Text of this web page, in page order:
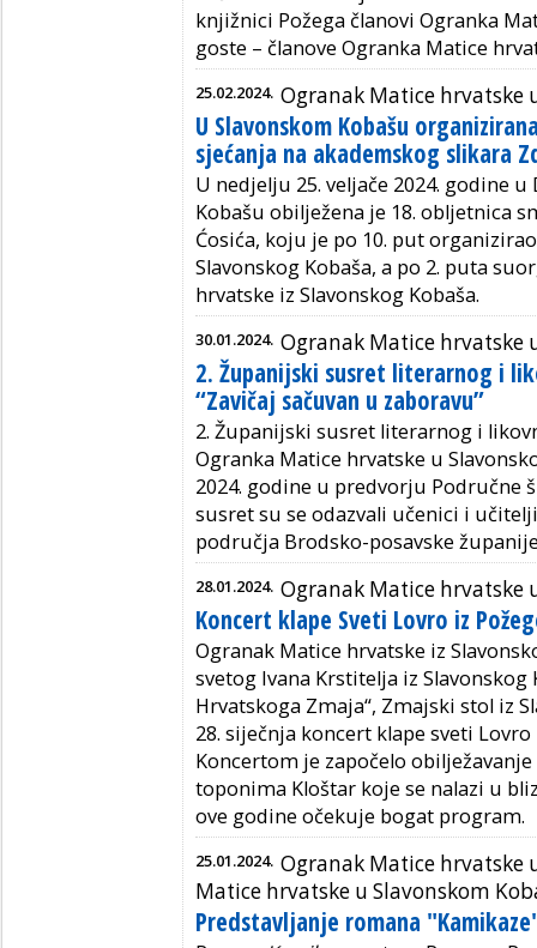
knjižnici Požega članovi Ogranka
goste – članove Ogranka Matice
25.02.2024. Ogranak Matice hrvatske
U Slavonskom Kobašu
sjećanja na akademskog slikara
U nedjelju 25. veljače 2024. godine
Kobašu obilježena je 18. obljetnica
Ćosića, koju je po 10. put
Slavonskog Kobaša, a po 2. puta
hrvatske iz Slavonskog Kobaša.
30.01.2024. Ogranak Matice hrvatske
2. Županijski susret literarnog i
“Zavičaj sačuvan u zaboravu”
2. Županijski susret literarnog i
Ogranka Matice hrvatske u
2024. godine u predvorju Područne
susret su se odazvali učenici i
područja Brodsko-posavske
28.01.2024. Ogranak Matice hrvatske
Koncert klape Sveti Lovro iz
Ogranak Matice hrvatske iz
svetog Ivana Krstitelja iz Slavonskog
Hrvatskoga Zmaja“, Zmajski stol iz
28. siječnja koncert klape sveti
Koncertom je započelo
toponima Kloštar koje se nalazi u
ove godine očekuje bogat program.
25.01.2024. Ogranak Matice hrvatske
Matice hrvatske u Slavonskom
Predstavljanje romana